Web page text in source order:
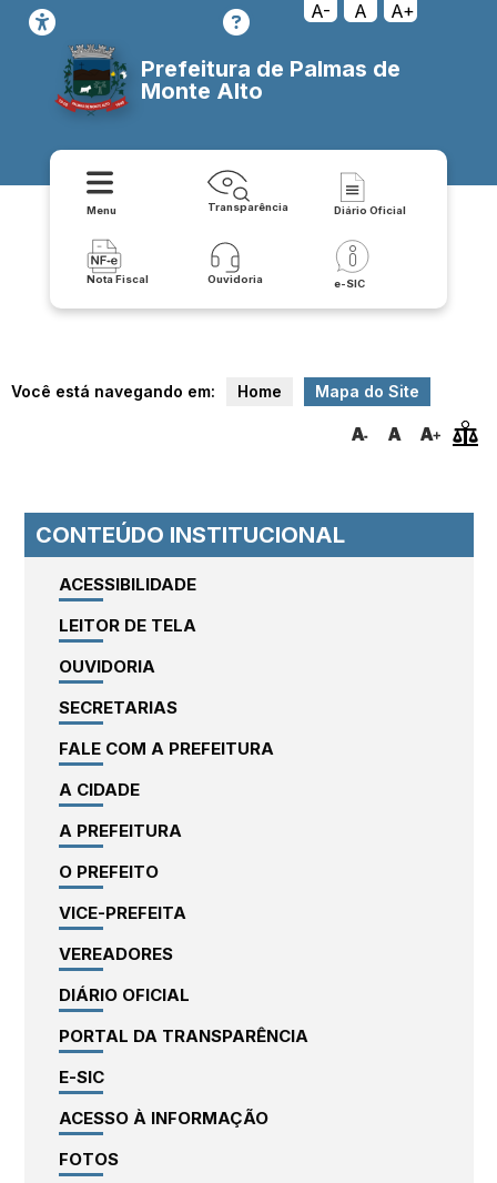
A- A A+
Prefeitura de Palmas de
Monte Alto
Menu Transparência Diário Oficial
Nota Fiscal Ouvidoria e-SIC
Você está navegando em: Home Mapa do Site
CONTEÚDO INSTITUCIONAL
ACESSIBILIDADE
LEITOR DE TELA
OUVIDORIA
SECRETARIAS
FALE COM A PREFEITURA
A CIDADE
A PREFEITURA
O PREFEITO
VICE-PREFEITA
VEREADORES
DIÁRIO OFICIAL
PORTAL DA TRANSPARÊNCIA
E-SIC
ACESSO À INFORMAÇÃO
FOTOS